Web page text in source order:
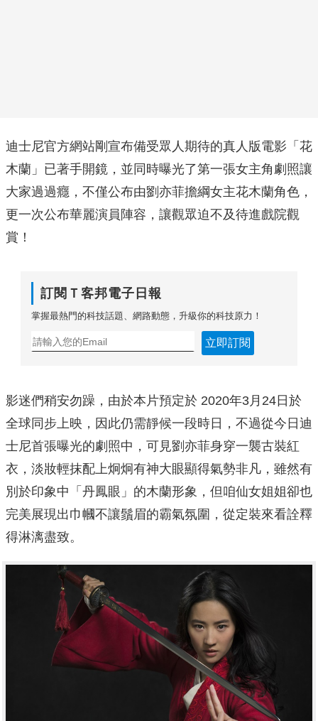
迪士尼官方網站剛宣布備受眾人期待的真人版電影「花
木蘭」已著手開鏡，並同時曝光了第一張女主角劇照讓
大家過過癮，不僅公布由劉亦菲擔綱女主花木蘭角色，
更一次公布華麗演員陣容，讓觀眾迫不及待進戲院觀
賞！
訂閱Ｔ客邦電子日報
掌握最熱門的科技話題、網路動態，升級你的科技原力！
立即訂閱
影迷們稍安勿躁，由於本片預定於 2020年3月24日於
全球同步上映，因此仍需靜候一段時日，不過從今日迪
士尼首張曝光的劇照中，可見劉亦菲身穿一襲古裝紅
衣，淡妝輕抹配上炯炯有神大眼顯得氣勢非凡，雖然有
別於印象中「丹鳳眼」的木蘭形象，但咱仙女姐姐卻也
完美展現出巾幗不讓鬚眉的霸氣氛圍，從定裝來看詮釋
得淋漓盡致。